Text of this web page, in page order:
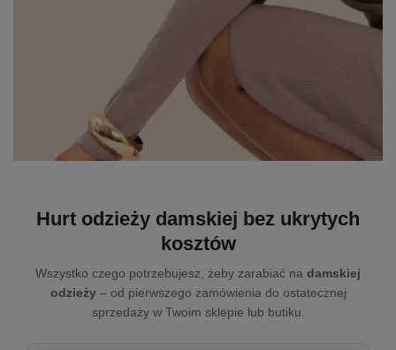
Hurt odzieży damskiej bez ukrytych
kosztów
Wszystko czego potrzebujesz, żeby zarabiać na damskiej
odzieży– od pierwszego zamówienia do ostatecznej
sprzedaży w Twoim sklepie lub butiku.